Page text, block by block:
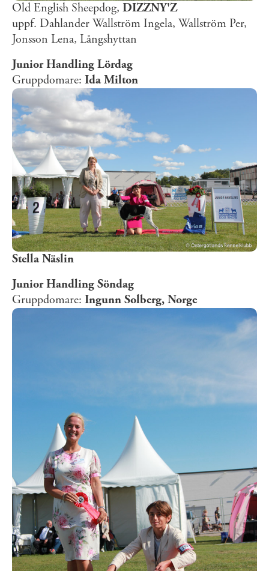
Old English Sheepdog, DIZZNY'Z
uppf. Dahlander Wallström Ingela, Wallström Per,
Jonsson Lena, Långshyttan
Junior Handling Lördag
Gruppdomare: Ida Milton
Stella Näslin
Junior Handling Söndag
Gruppdomare: Ingunn Solberg, Norge